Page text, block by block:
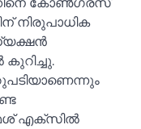
നിരുപാധിക
എക്സില്‍